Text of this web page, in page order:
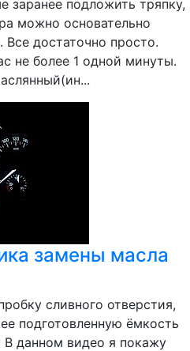
заранее подложить тряпку,
можно основательно
Все достаточно просто.
не более 1 одной минуты.
замены масла
сливного отверстия,
подготовленную ёмкость
В данном видео я покажу